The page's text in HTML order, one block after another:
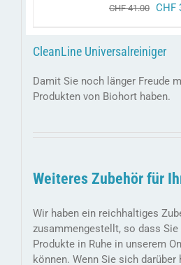
CHF41.00
chf
CHF
CleanLine Universalreiniger
Damit Sie noch länger Freude
Produkten von Biohort haben.
Weiteres Zubehör für
Wir haben ein reichhaltiges
zusammengestellt, so dass
Produkte in Ruhe in unserem
können. Wenn Sie sich darüber